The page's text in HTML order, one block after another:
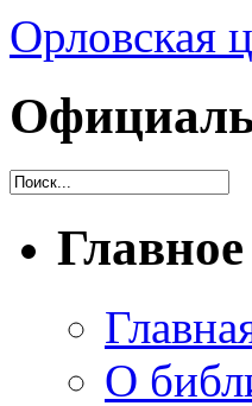
Орловская
О